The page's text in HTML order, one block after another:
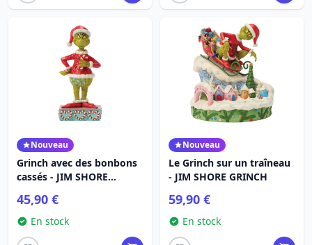
Nouveau
Grinch avec des bonbons
cassés - JIM SHORE
45,90 €
En stock
Nouveau
Le Grinch sur un traîneau
- JIM SHORE GRINCH
59,90 €
En stock